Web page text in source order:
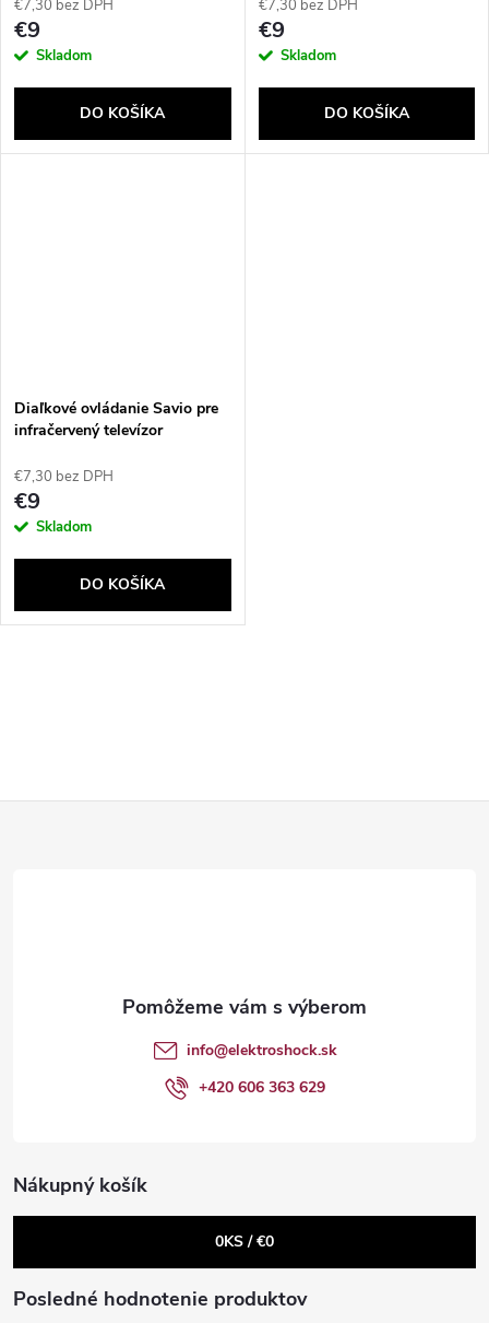
€7,30 bez DPH
€9
Skladom
DO KOŠÍKA
€7,30 bez DPH
€9
Skladom
DO KOŠÍKA
Diaľkové ovládanie Savio pre
infračervený televízor
€7,30 bez DPH
€9
Skladom
DO KOŠÍKA
v
k
y
v
info@elektroshock.sk
+420 606 363 629
Nákupný košík
0KS /€0
Posledné hodnotenie produktov